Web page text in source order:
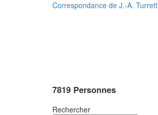
Correspondance de J.-A.
7819 Personnes
Rechercher